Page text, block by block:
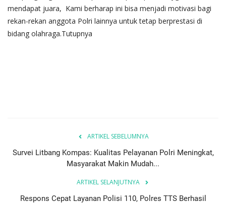
mendapat juara, Kami berharap ini bisa menjadi motivasi bagi
rekan-rekan anggota Polri lainnya untuk tetap berprestasi di
bidang olahraga.Tutupnya
ARTIKEL SEBELUMNYA
Survei Litbang Kompas: Kualitas Pelayanan Polri Meningkat,
Masyarakat Makin Mudah...
ARTIKEL SELANJUTNYA
Respons Cepat Layanan Polisi 110, Polres TTS Berhasil